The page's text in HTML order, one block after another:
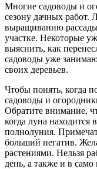
Многие садоводы и
сезону дачных работ.
выращиванию
участке. Некоторые
выяснить, как
садоводы уже
своих деревьев.
Чтобы понять, когда
садоводы и
Обратите внимание,
когда луна находится
полнолуния.
больший негатив.
растениями. Нельзя
день, а также и в